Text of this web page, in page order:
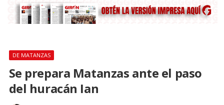
DE MATANZAS
Se prepara Matanzas ante el paso
del huracán Ian